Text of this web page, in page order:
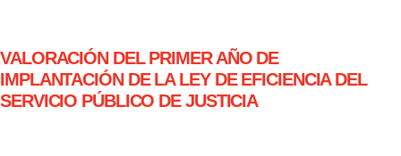
VALORACIÓN DEL PRIMER AÑO DE
IMPLANTACIÓN DE LA LEY DE EFICIENCIA DEL
SERVICIO PÚBLICO DE JUSTICIA